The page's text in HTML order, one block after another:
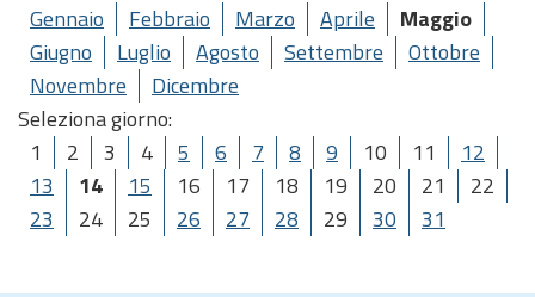
Gennaio
Febbraio Marzo Aprile
Maggio
Giugno
Luglio Agosto Settembre
Ottobre
Novembre
Dicembre
Seleziona giorno:
1
2 3 4 5 6 7 8 9 10 11
12
13
14 15 16 17 18 19 20 21
22
23
24 25 26 27 28 29 30 31